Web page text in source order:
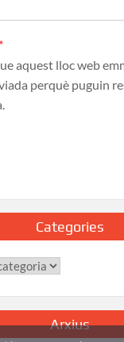
*
aquest lloc web
perquè puguin
Categories
Arxius